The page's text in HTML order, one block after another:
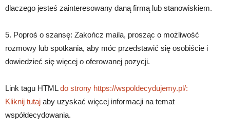
dlaczego jesteś zainteresowany daną firmą lub stanowiskiem.
5. Poproś o szansę: Zakończ maila, prosząc o możliwość
rozmowy lub spotkania, aby móc przedstawić się osobiście i
dowiedzieć się więcej o oferowanej pozycji.
Link tagu HTMLdo strony https://wspoldecydujemy.pl/:
Kliknij tutaj aby uzyskać więcej informacji na temat
współdecydowania.